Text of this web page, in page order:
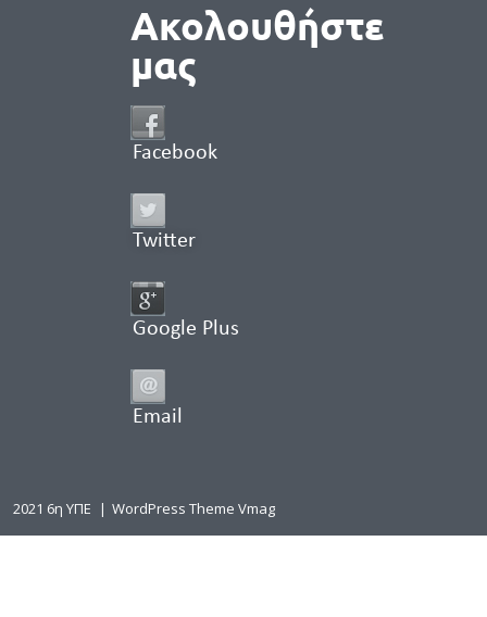
Ακολουθήστε
μας
Facebook
Twitter
Google Plus
Email
2021 6η ΥΠΕ | WordPress Theme Vmag